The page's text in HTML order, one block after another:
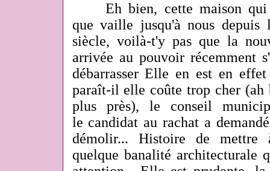
Eh bien, cette maison qui
que vaille jusqu'à nous depuis
siècle, voilà-t'y pas que la
arrivée au pouvoir récemment
débarrasser Elle en est en
paraît-il elle coûte trop cher (ah
plus près), le conseil
le candidat au rachat a
démolir... Histoire de
quelque banalité architecturale